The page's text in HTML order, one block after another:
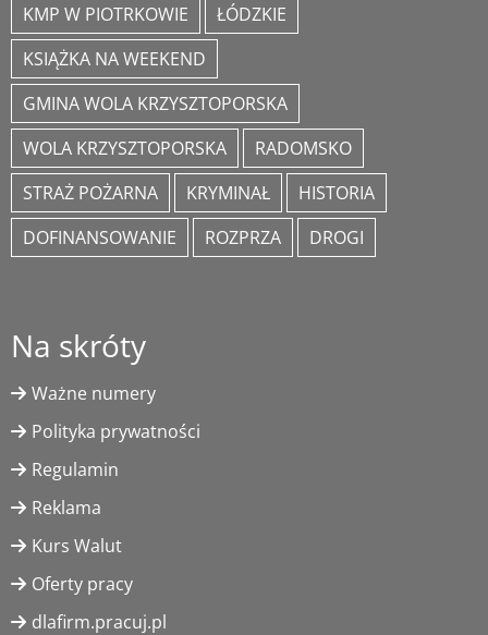
KMP W PIOTRKOWIE
ŁÓDZKIE
KSIĄŻKA NA WEEKEND
GMINA WOLA KRZYSZTOPORSKA
WOLA KRZYSZTOPORSKA
RADOMSKO
STRAŻ POŻARNA
KRYMINAŁ
HISTORIA
DOFINANSOWANIE
ROZPRZA DROGI
Na skróty
Ważne numery
Polityka prywatności
Regulamin
Reklama
Kurs Walut
Oferty pracy
dlafirm.pracuj.pl